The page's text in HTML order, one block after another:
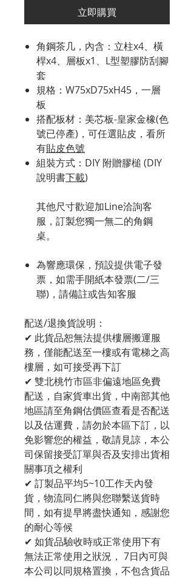
立即購買
角鋼茶几，內含：立柱x4、橫
桿x4、層板x1、L型塑膠防刮腳
套
規格：W75xD75xH45，一層
板
搭配板材：美芯板-皇家金橡(色
號已停產)，可任選貼皮，看所
有貼皮色號
組裝方式：DIY 附贈膠槌 (DIY
說明書下載)
其他尺寸歡迎加Line洽詢客
服，訂製您獨一無二的角鋼
桌。
為響應環保，預設提供電子發
票，如需手開紙本發票(二/三
聯)，請備註或告知客服
配送/退換貨說明：
✔ 此貨品恕無法提供樓層搬運服
務，僅能配送至一樓或有電梯之高
樓層，如可接受再下訂
✔ 雙北桃竹市區非偏遠地區免費
配送，自家貨車出貨，中南部其他
地區請至角鋼估價區查看是否配送
以及估運費，請勿於本區下訂，以
免影響您的權益，敬請見諒，本公
司保留接受訂單與否及安排出貨相
關事項之權利
✔ 訂製品平均5~10工作天內發
貨，物流同仁將與您聯繫送貨時
間，如有提早將盡快通知，感謝您
的耐心等候
✔ 如貨品驗收時或正常使用下有
無法正常使用之狀況， 7日內可與
本公司以同規格置換，不包含貨品